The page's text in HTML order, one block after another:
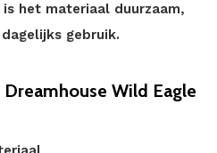
het materiaal duurzaam,
gebruik.
Wild Eagle